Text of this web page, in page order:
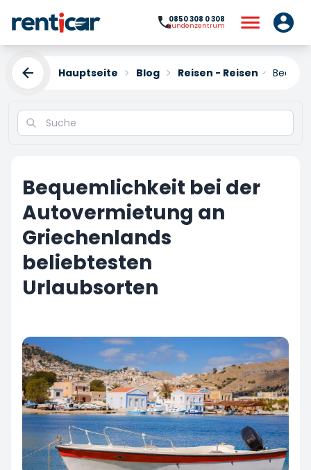
0850 308 0 308
Kundenzentrum
Hauptseite Blog Reisen - Reisen
Bequemlichkeit bei der
Autovermietung an
Griechenlands
beliebtesten
Urlaubsorten